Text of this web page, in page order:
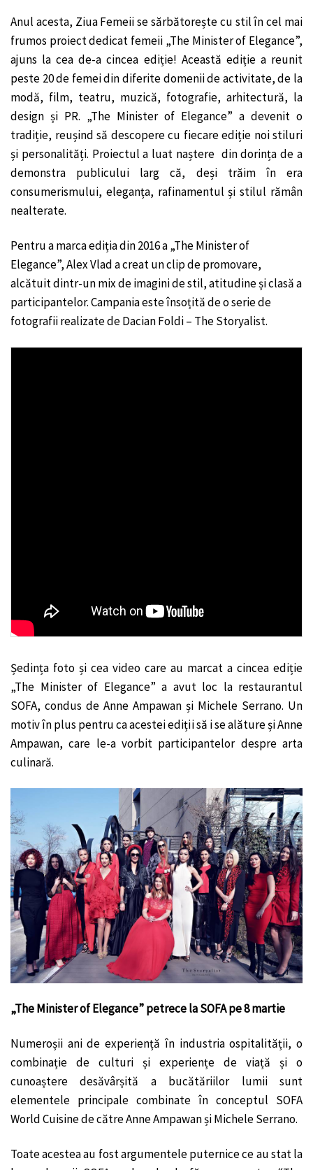
Anul acesta, Ziua Femeii se sărbătorește cu stil în cel mai
frumos proiect dedicat femeii „The Minister of Elegance”,
ajuns la cea de-a cincea ediție! Această ediție a reunit
peste 20 de femei din diferite domenii de activitate, de la
modă, film, teatru, muzică, fotografie, arhitectură, la
design și PR. „The Minister of Elegance” a devenit o
tradiție, reușind să descopere cu fiecare ediție noi stiluri
și personalități. Proiectul a luat naștere din dorința de a
demonstra publicului larg că, deși trăim în era
consumerismului, eleganța, rafinamentul și stilul rămân
nealterate.
Pentru a marca ediția din 2016 a „The Minister of
Elegance”, Alex Vlad a creat un clip de promovare,
alcătuit dintr-un mix de imagini de stil, atitudine și clasă a
participantelor. Campania este însoțită de o serie de
fotografii realizate de Dacian Foldi – The Storyalist.
Ședința foto și cea video care au marcat a cincea ediție
„The Minister of Elegance” a avut loc la restaurantul
SOFA, condus de Anne Ampawan și Michele Serrano. Un
motiv în plus pentru ca acestei ediții să i se alăture și Anne
Ampawan, care le-a vorbit participantelor despre arta
culinară.
„The Minister of Elegance” petrece la SOFA pe 8 martie
Numeroșii ani de experiență în industria ospitalității, o
combinație de culturi și experiențe de viață și o
cunoaștere desăvârșită a bucătăriilor lumii sunt
elementele principale combinate în conceptul SOFA
World Cuisine de către Anne Ampawan și Michele Serrano.
Toate acestea au fost argumentele puternice ce au stat la